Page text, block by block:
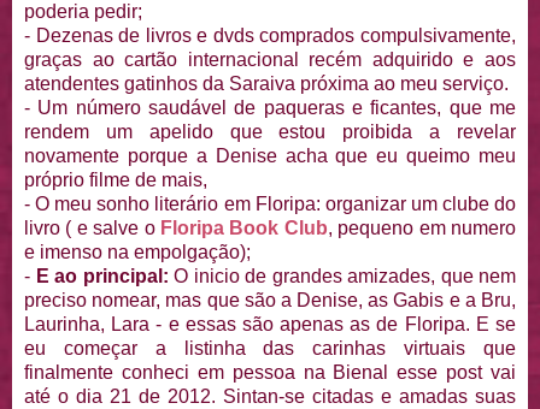
poderia pedir;
- Dezenas de livros e dvds comprados compulsivamente,
graças ao cartão internacional recém adquirido e aos
atendentes gatinhos da Saraiva próxima ao meu serviço.
- Um número saudável de paqueras e ficantes, que me
rendem um apelido que estou proibida a revelar
novamente porque a Denise acha que eu queimo meu
próprio filme de mais,
- O meu sonho literário em Floripa: organizar um clube do
livro ( e salve oFloripa Book Club, pequeno em numero
e imenso na empolgação);
- E ao principal: O inicio de grandes amizades, que nem
preciso nomear, mas que são a Denise, as Gabis e a Bru,
Laurinha, Lara - e essas são apenas as de Floripa. E se
eu começar a listinha das carinhas virtuais que
finalmente conheci em pessoa na Bienal esse post vai
até o dia 21 de 2012. Sintan-se citadas e amadas suas